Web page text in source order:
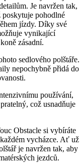
Je navržen tak,
pohodlné
jízdy. Díky své
vynikající
zásadní.
sedlového polštáře.
nepochybně přidá do
používání,
což usnadňuje
Obstacle si vybíráte
vycházce. Ať už
je navržen tak, aby
jezdců.